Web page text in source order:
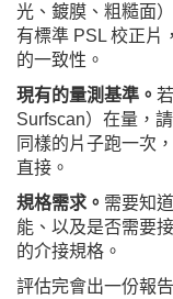
光、鍍膜、粗糙面
有標準 PSL 校正片
的一致性。
現有的量測基準。
Surfscan）在量，
同樣的片子跑一次
直接。
規格需求。 需要知
能、以及是否需要
的介接規格。
評估完會出一份報